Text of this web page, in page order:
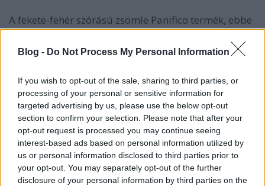
Blog - Do Not Process My Personal Information
If you wish to opt-out of the sale, sharing to third parties, or
processing of your personal or sensitive information for
targeted advertising by us, please use the below opt-out
section to confirm your selection. Please note that after your
opt-out request is processed you may continue seeing
interest-based ads based on personal information utilized by
us or personal information disclosed to third parties prior to
your opt-out. You may separately opt-out of the further
disclosure of your personal information by third parties on the
A fekete-fehér szórású zsömle Panifico termék, ebbe
került a mindig imádnivaló húspogácsa, melyet egy
kevés karakteres ízvilágú gorgonzola sajt koronázott
meg. A burger szerves összetevőjének volt mondható
utolsósorban egy kis helyre röszti zárta az etűdöt.